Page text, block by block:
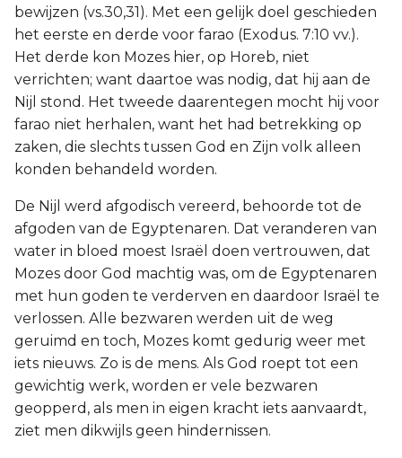
bewijzen (vs.30,31). Met een gelijk doel geschieden
het eerste en derde voor farao (Exodus. 7:10 vv.).
Het derde kon Mozes hier, op Horeb, niet
verrichten; want daartoe was nodig, dat hij aan de
Nijl stond. Het tweede daarentegen mocht hij voor
farao niet herhalen, want het had betrekking op
zaken, die slechts tussen God en Zijn volk alleen
konden behandeld worden.
De Nijl werd afgodisch vereerd, behoorde tot de
afgoden van de Egyptenaren. Dat veranderen van
water in bloed moest Israël doen vertrouwen, dat
Mozes door God machtig was, om de Egyptenaren
met hun goden te verderven en daardoor Israël te
verlossen. Alle bezwaren werden uit de weg
geruimd en toch, Mozes komt gedurig weer met
iets nieuws. Zo is de mens. Als God roept tot een
gewichtig werk, worden er vele bezwaren
geopperd, als men in eigen kracht iets aanvaardt,
ziet men dikwijls geen hindernissen.